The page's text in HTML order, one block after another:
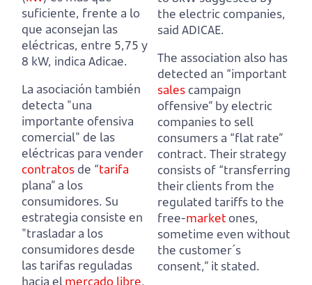
suficiente, frente a lo
que aconsejan las
eléctricas, entre 5,75 y
8 kW, indica Adicae.
La asociación también
detecta "una
importante ofensiva
comercial" de las
eléctricas para vender
contratos de “tarifa
plana” a los
consumidores. Su
estrategia consiste en
"trasladar a los
consumidores desde
las tarifas reguladas
hacia elmercado libre,
the electric companies,
said ADICAE.
The association also has
detected an “important
salescampaign
offensive” by electric
companies to sell
consumers a “flat rate”
contract. Their strategy
consists of “transferring
their clients from the
regulated tariffs to the
free-marketones,
sometime even without
the customer´s
consent,” it stated.